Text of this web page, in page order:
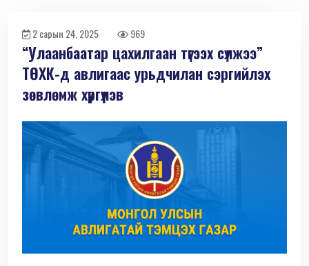
2 сарын 24, 2025 969
“Улаанбаатар цахилгаан түгээх сүлжээ”
ТӨХК-д авлигаас урьдчилан сэргийлэх
зөвлөмж хүргүүлэв